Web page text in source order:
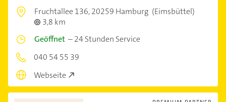
Fruchtallee 136,20259 Hamburg (Eimsbüttel)
3,8 km
Geöffnet –24 Stunden Service
040 54 55 39
Webseite